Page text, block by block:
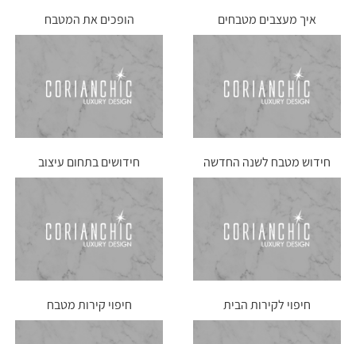
איך מעצבים מטבחים
לדירות חדשות
הופכים את המטבח
חידוש מטבח לשנה החדשה
חידושים בתחום עיצוב
המטבחים
חיפוי לקירות הבית
באמצעות קוריאן
חיפוי קירות מטבח